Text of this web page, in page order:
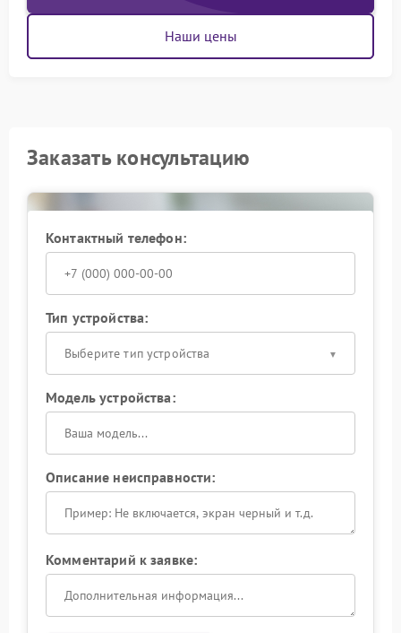
Наши цены
Заказать консультацию
Контактный телефон:
Тип устройства:
Выберите тип устройства
Модель устройства:
Описание неисправности:
Комментарий к заявке: